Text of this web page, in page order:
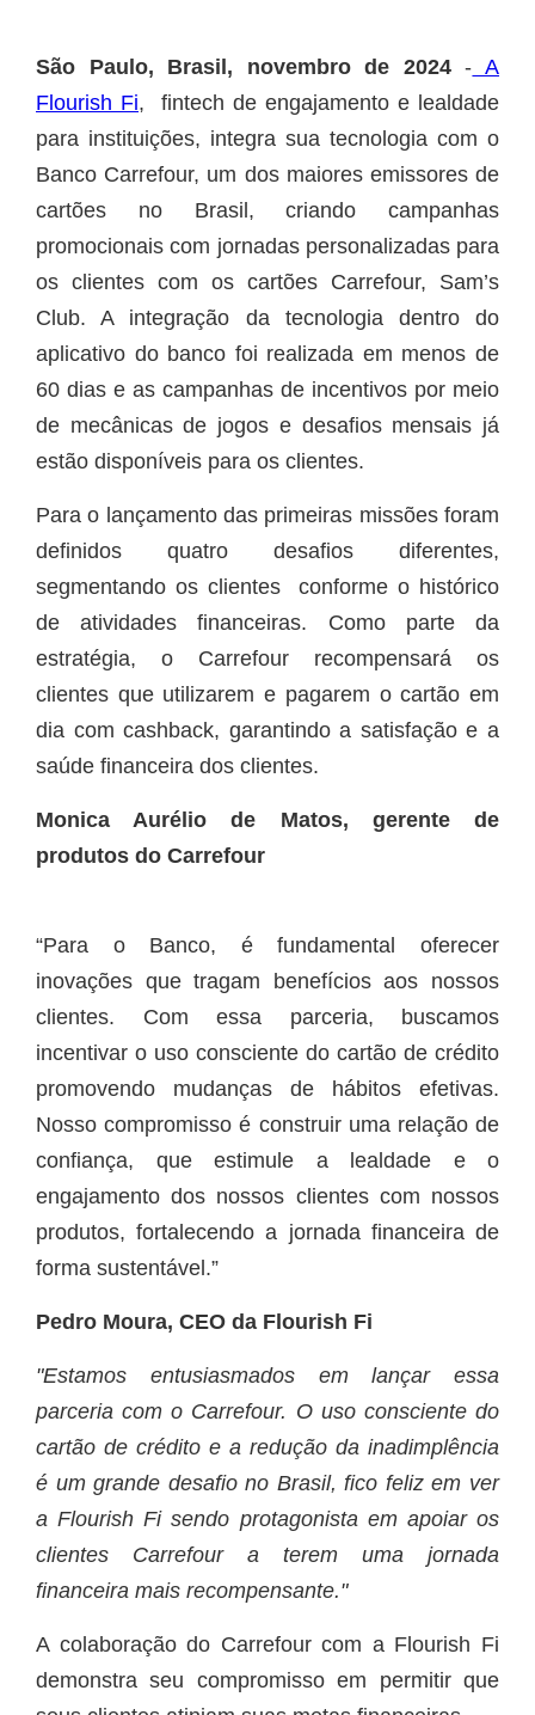
São Paulo, Brasil, novembro de 2024- A
Flourish Fi, fintech de engajamento e lealdade
para instituições, integra sua tecnologia com o
Banco Carrefour, um dos maiores emissores de
cartões no Brasil, criando campanhas
promocionais com jornadas personalizadas para
os clientes com os cartões Carrefour, Sam’s
Club. A integração da tecnologia dentro do
aplicativo do banco foi realizada em menos de
60 dias e as campanhas de incentivos por meio
de mecânicas de jogos e desafios mensais já
estão disponíveis para os clientes.
Para o lançamento das primeiras missões foram
definidos quatro desafios diferentes,
segmentando os clientes conforme o histórico
de atividades financeiras. Como parte da
estratégia, o Carrefour recompensará os
clientes que utilizarem e pagarem o cartão em
dia com cashback, garantindo a satisfação e a
saúde financeira dos clientes.
Monica Aurélio de Matos, gerente de
produtos do Carrefour
“Para o Banco, é fundamental oferecer
inovações que tragam benefícios aos nossos
clientes. Com essa parceria, buscamos
incentivar o uso consciente do cartão de crédito
promovendo mudanças de hábitos efetivas.
Nosso compromisso é construir uma relação de
confiança, que estimule a lealdade e o
engajamento dos nossos clientes com nossos
produtos, fortalecendo a jornada financeira de
forma sustentável.”
Pedro Moura, CEO da Flourish Fi
"Estamos entusiasmados em lançar essa
parceria com o Carrefour. O uso consciente do
cartão de crédito e a redução da inadimplência
é um grande desafio no Brasil, fico feliz em ver
a Flourish Fi sendo protagonista em apoiar os
clientes Carrefour a terem uma jornada
financeira mais recompensante."
A colaboração do Carrefour com a Flourish Fi
demonstra seu compromisso em permitir que